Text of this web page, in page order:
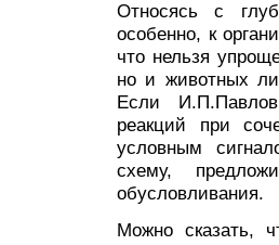
Относясь с
особенно, к
что нельзя
но и животных
Если
реакций при
условным
схему,
обусловливания.
Можно сказать,